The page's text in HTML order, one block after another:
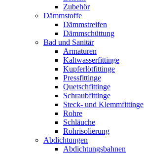
Zubehör
Dämmstoffe
Dämmstreifen
Dämmschüttung
Bad und Sanitär
Armaturen
Kaltwasserfittinge
Kupferlötfittinge
Pressfittinge
Quetschfittinge
Schraubfittinge
Steck- und Klemmfittinge
Rohre
Schläuche
Rohrisolierung
Abdichtungen
Abdichtungsbahnen